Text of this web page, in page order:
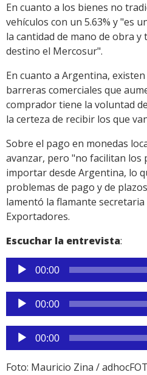
En cuanto a los bienes no
vehículos con un 5.63% y "es
la cantidad de mano de obra
destino el Mercosur".
En cuanto a Argentina,
barreras comerciales que
comprador tiene la voluntad
la certeza de recibir los que
Sobre el pago en monedas
avanzar, pero "no facilitan los
importar desde Argentina, lo
problemas de pago y de
lamentó la flamante secretaria
Exportadores.
Escuchar la entrevista:
Reproductor
de
audio
00:00
Reproductor
de
audio
00:00
Reproductor
de
audio
00:00
Foto: Mauricio Zina /